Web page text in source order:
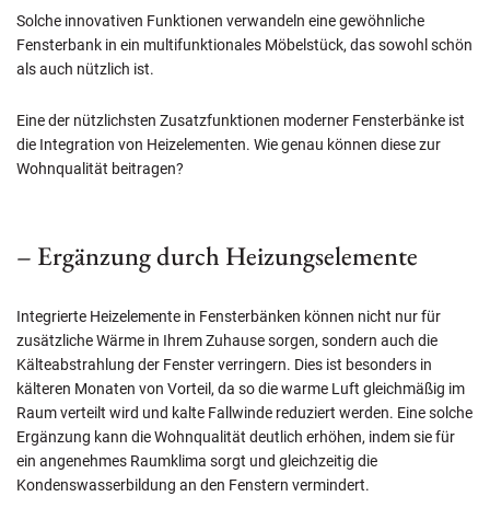
Solche innovativen Funktionen verwandeln eine gewöhnliche
Fensterbank in ein multifunktionales Möbelstück, das sowohl schön
als auch nützlich ist.
Eine der nützlichsten Zusatzfunktionen moderner Fensterbänke ist
die Integration von Heizelementen. Wie genau können diese zur
Wohnqualität beitragen?
– Ergänzung durch Heizungselemente
Integrierte Heizelemente in Fensterbänken können nicht nur für
zusätzliche Wärme in Ihrem Zuhause sorgen, sondern auch die
Kälteabstrahlung der Fenster verringern. Dies ist besonders in
kälteren Monaten von Vorteil, da so die warme Luft gleichmäßig im
Raum verteilt wird und kalte Fallwinde reduziert werden. Eine solche
Ergänzung kann die Wohnqualität deutlich erhöhen, indem sie für
ein angenehmes Raumklima sorgt und gleichzeitig die
Kondenswasserbildung an den Fenstern vermindert.